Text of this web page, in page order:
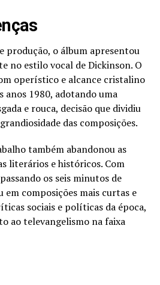
produção, o álbum apresentou
no estilo vocal de Dickinson. O
operístico e alcance cristalino
anos 1980, adotando uma
e rouca, decisão que dividiu
das composições.
também abandonou as
literários e históricos. Com
os seis minutos de
em composições mais curtas e
sociais e políticas da época,
ao televangelismo na faixa